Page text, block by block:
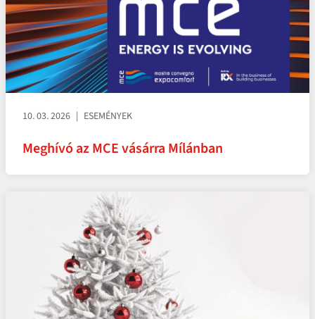
10. 03. 2026 ESEMÉNYEK
Meghívó az MCE vásárra Mílánban